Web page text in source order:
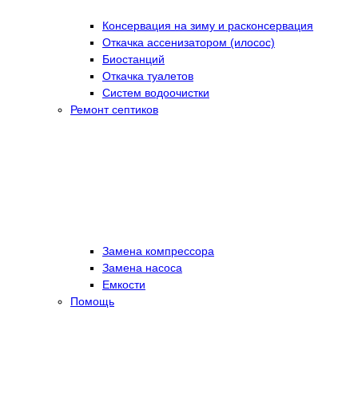
Консервация на зиму и расконсервация
Откачка ассенизатором (илосос)
Биостанций
Откачка туалетов
Систем водоочистки
Ремонт септиков
Замена компрессора
Замена насоса
Емкости
Помощь